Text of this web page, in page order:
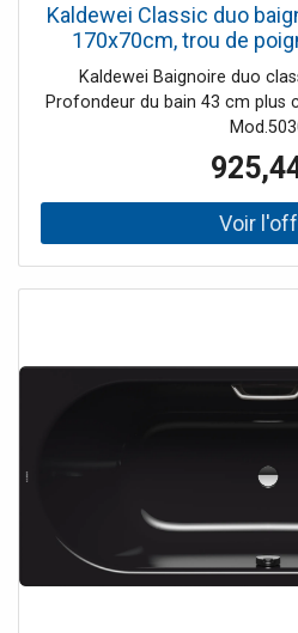
Kaldewei Classic duo
170x70cm, trou de
Kaldewei Baignoire duo
Profondeur du bain 43 cm plus